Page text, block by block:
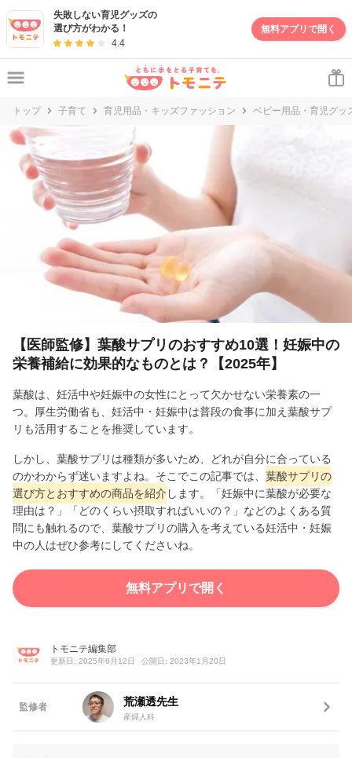
失敗しない育児グッズの
選び方がわかる！
4.4
無料アプリで開く
トップ 子育て 育児用品・キッズファッション ベビー用品・育児グッ
【医師監修】葉酸サプリのおすすめ10選！妊娠中の
栄養補給に効果的なものとは？【2025年】
葉酸は、妊活中や妊娠中の女性にとって欠かせない栄養素の一
つ。厚生労働省も、妊活中・妊娠中は普段の食事に加え葉酸サプ
リも活用することを推奨しています。
しかし、葉酸サプリは種類が多いため、どれが自分に合っている
のかわからず迷いますよね。そこでこの記事では、 葉酸サプリの
選び方とおすすめの商品を紹介 します。「妊娠中に葉酸が必要な
理由は？」「どのくらい摂取すればいいの？」などのよくある質
問にも触れるので、葉酸サプリの購入を考えている妊活中・妊娠
中の人はぜひ参考にしてくださいね。
無料アプリで開く
トモニテ編集部
更新日: 2025年6月12日 公開日: 2023年1月20日
監修者 荒瀬透先生
産婦人科